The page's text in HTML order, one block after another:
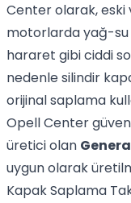
Center olarak, eski
motorlarda yağ-su
hararet gibi ciddi
nedenle silindir
orijinal saplama
Opell Center
üretici olan
uygun olarak
Kapak Saplama